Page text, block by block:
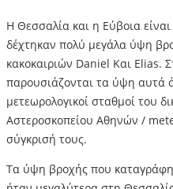
Η Θεσσαλία και η Εύβοια
δέχτηκαν πολύ μεγάλα ύψη
κακοκαιριών Daniel Και Elias.
παρουσιάζονται τα ύψη αυτά
μετεωρολογικοί σταθμοί του
Αστεροσκοπείου Αθηνών /
σύγκρισή τους.
Τα ύψη βροχής που